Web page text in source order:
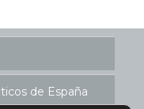
de España